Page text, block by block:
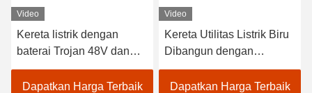
Video
Kereta listrik dengan
baterai Trojan 48V dan
kapasitas beban 600 kg
Cocok untuk aplikasi hotel
Dapatkan Harga Terbaik
Video
Kereta Utilitas Listrik Biru
Dibangun dengan
Regulator Frekuensi
Tinggi 48v 3.7kw dan
Dapatkan Harga Terbaik